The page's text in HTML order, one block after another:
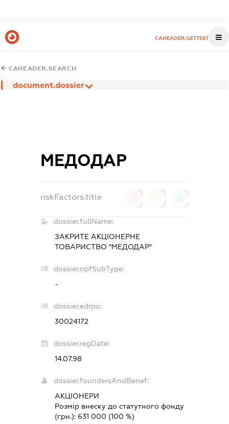
CAHEADER.GETTEST
CAHEADER.SEARCH
document.dossier
МЕДОДАР
riskFactors.title
dossier.fullName:
ЗАКРИТЕ АКЦІОНЕРНЕ
ТОВАРИСТВО "МЕДОДАР"
dossier.opfSubType:
-
dossier.edrpo:
30024172
dossier.regDate:
14.07.98
dossier.foundersAndBenef:
АКЦІОНЕРИ
Розмір внеску до статутного фонду
(грн.): 631 000 (100 %)